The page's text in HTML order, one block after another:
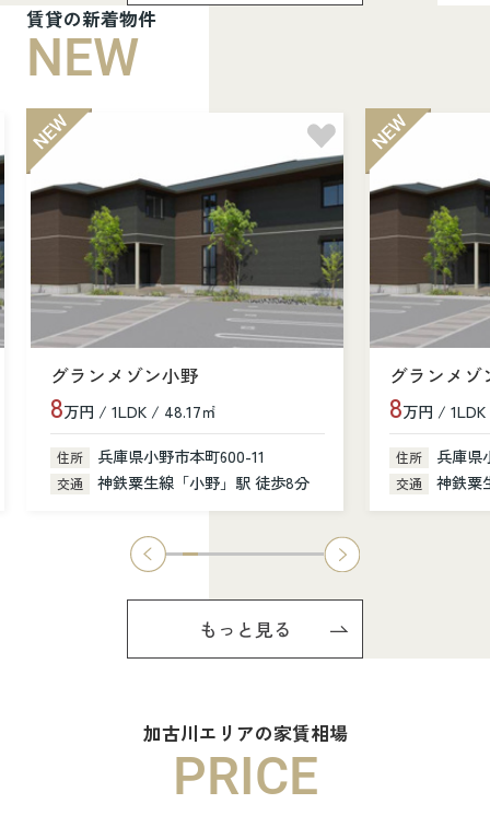
賃貸の新着物件
NEW
グランメゾン小野
8万円 / 1LDK / 48.17㎡
住所 兵庫県小野市本町600-11
交通 神鉄粟生線「小野」駅 徒歩8分
グランメゾ
8万円 /
住所 兵庫県
交通 神鉄粟
もっと見る
加古川エリアの家賃相場
PRICE